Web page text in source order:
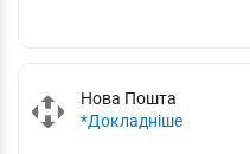
Нова Пошта
*Докладніше